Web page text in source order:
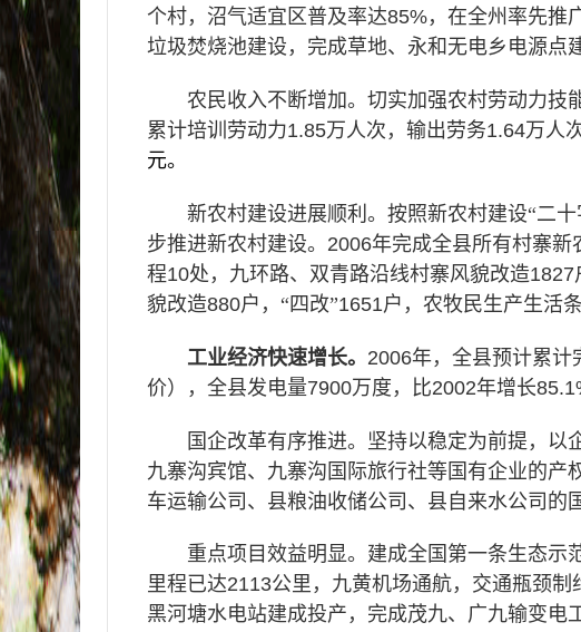
个村，沼气适宜区普及率达85%，在全州率先推
垃圾焚烧池建设，完成草地、永和无电乡电源点
农民收入不断增加。切实加强农村劳动力技
累计培训劳动力1.85万人次，输出劳务1.64万人
元。
新农村建设进展顺利。按照新农村建设“二
步推进新农村建设。 2006年完成全县所有村寨新
程10处，九环路、双青路沿线村寨风貌改造1827
貌改造880户，“四改”1651户，农牧民生产生活
工业经济快速增长。 2006年，全县预计累计
价），全县发电量7900万度，比2002年增长
国企改革有序推进。坚持以稳定为前提，以
九寨沟宾馆、九寨沟国际旅行社等国有企业的产
车运输公司、县粮油收储公司、县自来水公司的
重点项目效益明显。建成全国第一条生态示
里程已达2113公里，九黄机场通航，交通瓶颈
黑河塘水电站建成投产，完成茂九、广九输变电